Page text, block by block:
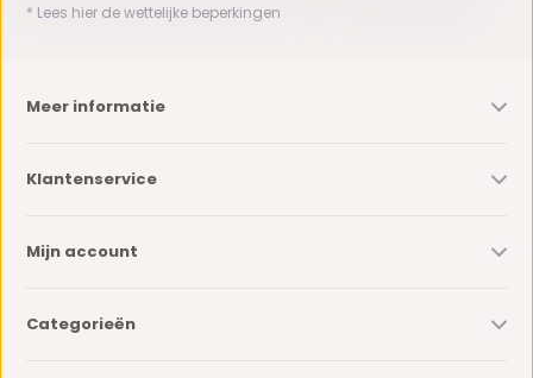
* Lees hier de wettelijke beperkingen
Meer informatie
Klantenservice
Mijn account
Categorieën